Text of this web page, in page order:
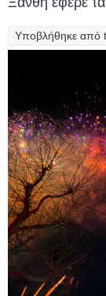
Υποβλήθηκε από